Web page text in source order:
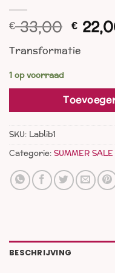
€33,00
prijs
was:
€
Transformatie
1 op voorraad
SKU: Lablib1
Categorie:SUMMER SALE
BESCHRIJVING